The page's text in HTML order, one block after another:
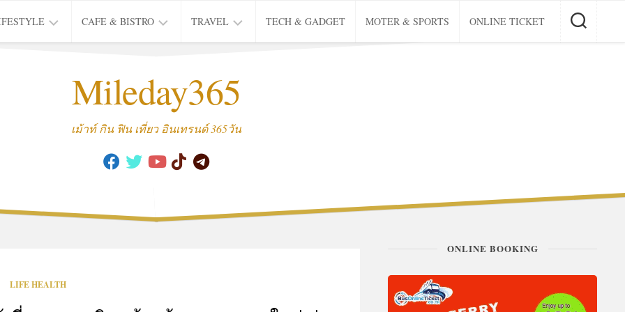
MOVIE
CAFE & BISTRO
CAFE
TRAVEL
THAI
TRIP
TECH & GADGET MOTER & SPORTS ONLINE TICKET
Mileday365
เม้าท์ กิน ฟิน เที่ยว อินเทรนด์ 365วัน
LIFE HEALTH
ONLINE BOOKING